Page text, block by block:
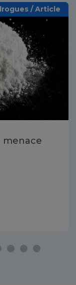
/ Article
menace